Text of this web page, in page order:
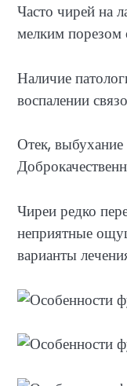
Часто чирей на
мелким
Наличие
воспалении
Отек,
Чиреи редко
неприятные
варианты